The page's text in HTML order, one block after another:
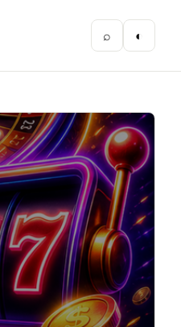
⌕ ◐